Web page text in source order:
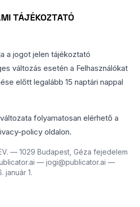
TÁJÉKOZTATÓ
a jogot jelen tájékoztató
változás esetén a Felhasználókat
előtt legalább 15 naptári nappal
folyamatosan elérhető a
policy oldalon.
— 1029 Budapest, Géza fejedelem
— jogi@publicator.ai —
január 1.